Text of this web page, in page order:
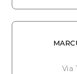
Via